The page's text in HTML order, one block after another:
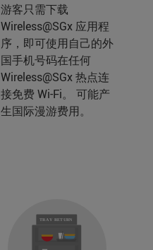
游客只需下载
Wireless@SGx 应用程
序，即可使用自己的外
国手机号码在任何
Wireless@SGx 热点连
接免费 Wi-Fi。 可能产
生国际漫游费用。